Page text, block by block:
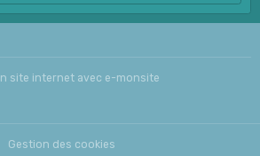
site internet avec e-monsite
Gestion des cookies